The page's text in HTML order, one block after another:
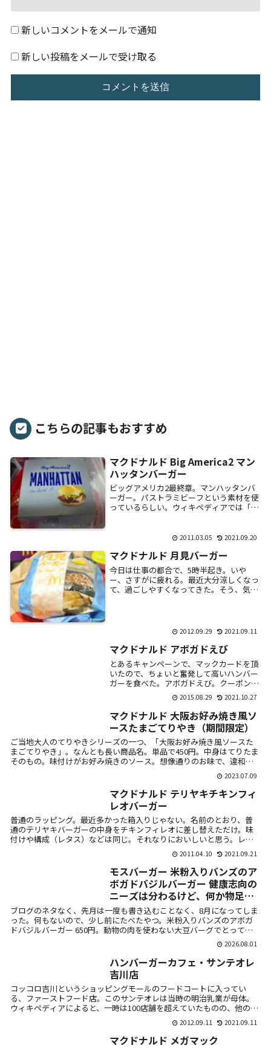
新しいコメントをメールで通知
新しい投稿をメールで受け取る
こちらの記事もおすすめ
マクドナルド Big America2 マン
ハッタンバーガー
ビッグアメリカ2最終章。マンハッタンバ
ーガー。パストラミビーフという素材を使
っているらしい。ウィキペディアでは「牛
2011.03.05 2021.09.20
マクドナルド 月見バーガー
今日は仕事の都合で、5時半起き。いや
ー、さすがに疲れる。最近大分涼しくなっ
て、過ごしやすくなってきた。そう、気が
2012.09.29 2021.09.11
マクドナルド アボガドえび
とあるキャンペーンで、マックカードを頂
いたので、ちょいと奮発して高いハンバー
ガーを食べた。アボガドえび。クーポン使
って360円。ふーむ。いつものマッククオ
リティだな。。見た目が大分微妙
だ・・・。味は悪...
2015.08.29 2021.10.27
マクドナルド 大阪お好み焼き風ソ
ースたまごてりやき（期間限定）
ご当地大人のてりやきシリーズの一つ、「大阪お好み焼き風ソースた
まごてりやき」。なんとも長い商品名。単品で450円。中身はてりたま
そのもの。味付けがお好み焼きのソース。想像通りのお味で、違和感
2023.07.09
マクドナルド テリヤキチキンフィ
レオバーガー
普通のラッピング。最近多かった箱入りじゃない。名前のとおり、普
通のテリヤキバーガーの中身をチキンフィレオに差し替えただけ。味
付けや構成（レタス）などは同じ。それなりにおいしいと思う。レギ
2011.04.10 2021.09.21
モスバーガー 米粉入りバンズのア
ボガドバジルバーガー 健康志向の
ニーズは分わるけど、何か物足り
なさも・・・。
ブログのネタなく、先月は一度も書き込むことなく、8月になってしま
った。何もないので、少し前にたべたやつ。米粉入りバンズのアボガ
ドバジルバーガー 650円。動物の肉を使わない大豆バーグでとっても
2026.08.01
ハンバーガーカフェ・サンテオレ
吉川店
コッコロ吉川というショッピングモールのフードコートに入ってい
る、ファーストフード店。このサンテオレは当時の明治乳業が母体。
ウィキペディアによると、一時は100店舗を超えていたものの、他のハ
2012.09.11 2021.09.11
マクドナルド メガマック